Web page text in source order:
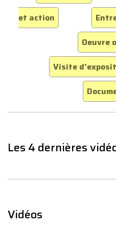
et action
Oeuvre
Visite
Les 4 dernières
Vidéos